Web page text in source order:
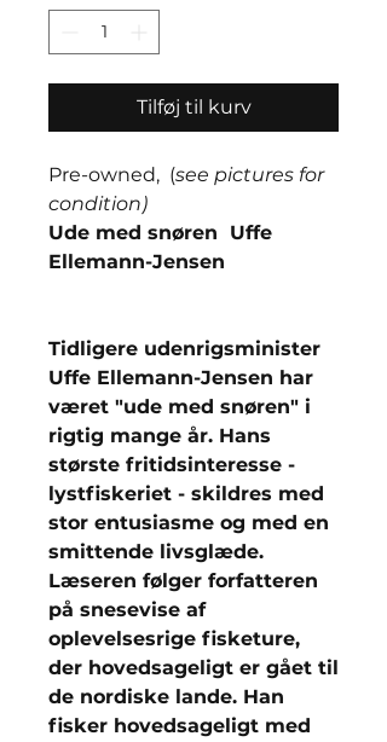
Tilføj til kurv
Pre-owned, (see pictures for
condition)
Ude med snøren Uffe
Ellemann-Jensen
Tidligere udenrigsminister
Uffe Ellemann-Jensen har
været "ude med snøren" i
rigtig mange år. Hans
største fritidsinteresse -
lystfiskeriet - skildres med
stor entusiasme og med en
smittende livsglæde.
Læseren følger forfatteren
på snesevise af
oplevelsesrige fisketure,
der hovedsageligt er gået til
de nordiske lande. Han
fisker hovedsageligt med